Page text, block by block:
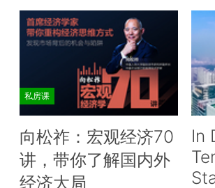
私房课
向松祚：宏观经济70
讲，带你了解国内外
经济大局
In